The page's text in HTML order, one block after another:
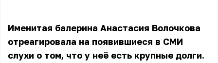
Именитая балерина Анастасия Волочкова
отреагировала на появившиеся в СМИ
слухи о том, что у неё есть крупные долги.